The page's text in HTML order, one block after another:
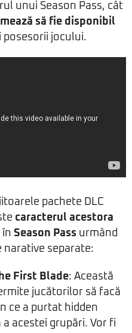
unui Season Pass, cât
să fie disponibil
jocului.
pachete DLC
caracterul acestora
în Season Pass urmând
narative separate:
First Blade: Această
jucătorilor să facă
ce a purtat hidden
acestei grupări. Vor fi